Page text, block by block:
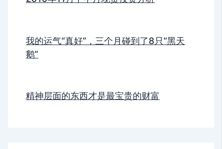
我的运气“真好”，三个月碰到了8只“黑天
鹅”
精神层面的东西才是最宝贵的财富